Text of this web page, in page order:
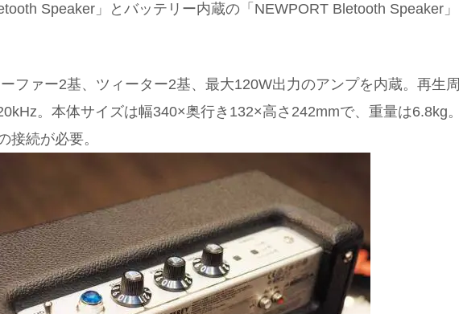
Speaker」とバッテリー内蔵の「NEWPORT Bletooth Speaker」
ファー2基、ツィーター2基、最大120W出力のアンプを内蔵。再生周
。本体サイズは幅340×奥行き132×高さ242mmで、重量は6.8kg。
接続が必要。